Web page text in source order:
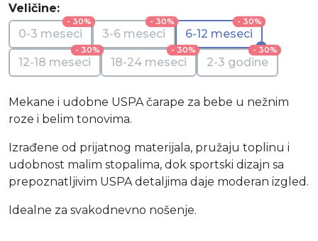
Veličine:
- 30%
0-3 meseci
- 30%
3-6 meseci
- 30%
6-12 meseci
- 30%
12-18 meseci
- 30%
18-24 meseci
- 30%
2-3 godine
Mekane i udobne USPA čarape za bebe u nežnim
roze i belim tonovima.
Izrađene od prijatnog materijala, pružaju toplinu i
udobnost malim stopalima, dok sportski dizajn sa
prepoznatljivim USPA detaljima daje moderan izgled.
Idealne za svakodnevno nošenje.